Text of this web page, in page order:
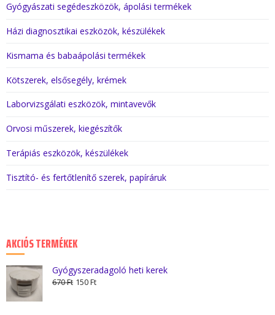
AKCIÓS TERMÉKEK
Gyógyszeradagoló heti kerek
670Ft Original
150FtCurrent
Gyógyászati segédeszközök, ápolási termékek
Házi diagnosztikai eszközök, készülékek
Kismama és babaápolási termékek
Kötszerek, elsősegély, krémek
Laborvizsgálati eszközök, mintavevők
Orvosi műszerek, kiegészítők
Terápiás eszközök, készülékek
Tisztító- és fertőtlenítő szerek, papíráruk